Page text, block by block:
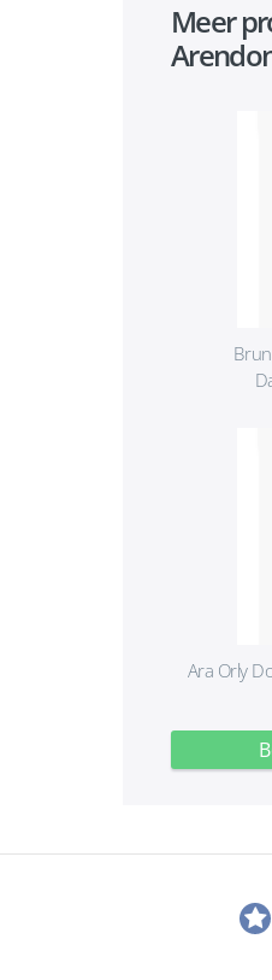
Meer
Ara Orly